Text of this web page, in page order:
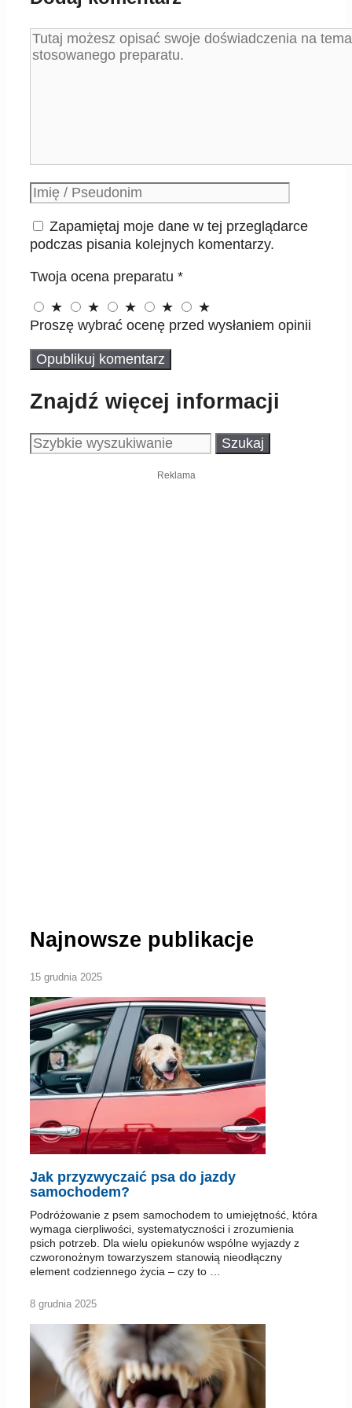
Komentarz
Podpis
Zapamiętaj moje dane w tej przeglądarce
podczas pisania kolejnych komentarzy.
Twoja ocena preparatu *
★
★ ★ ★
★
Proszę wybrać ocenę przed wysłaniem opinii
Znajdź więcej informacji
Szukaj:
Reklama
Najnowsze publikacje
15 grudnia 2025
Jak przyzwyczaić psa do jazdy
samochodem?
Podróżowanie z psem samochodem to umiejętność, która
wymaga cierpliwości, systematyczności i zrozumienia
psich potrzeb. Dla wielu opiekunów wspólne wyjazdy z
czworonożnym towarzyszem stanowią nieodłączny
element codziennego życia – czy to …
8 grudnia 2025